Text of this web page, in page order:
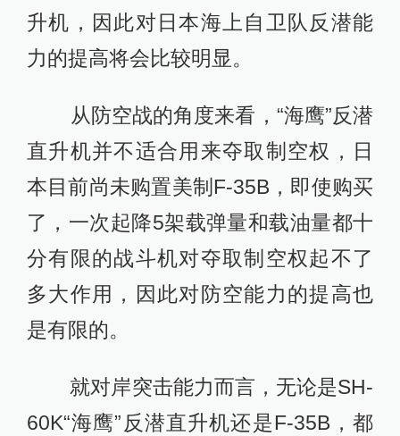
升机，因此对日本海上自卫队反潜能
力的提高将会比较明显。
从防空战的角度来看，“海鹰”反潜
直升机并不适合用来夺取制空权，日
本目前尚未购置美制F-35B，即使购买
了，一次起降5架载弹量和载油量都十
分有限的战斗机对夺取制空权起不了
多大作用，因此对防空能力的提高也
是有限的。
就对岸突击能力而言，无论是SH-
60K“海鹰”反潜直升机还是F-35B，都